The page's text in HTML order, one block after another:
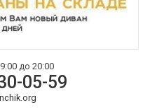
до 20:00
05-59